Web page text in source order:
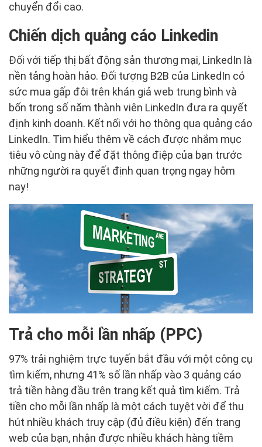
chuyển đổi cao.
Chiến dịch quảng cáo Linkedin
Đối với tiếp thị bất động sản thương mại, LinkedIn là
nền tảng hoàn hảo. Đối tượng B2B của LinkedIn có
sức mua gấp đôi trên khán giả web trung bình và
bốn trong số năm thành viên LinkedIn đưa ra quyết
định kinh doanh. Kết nối với họ thông qua quảng cáo
LinkedIn. Tìm hiểu thêm về cách được nhắm mục
tiêu vô cùng này để đặt thông điệp của bạn trước
những người ra quyết định quan trọng ngay hôm
nay!
Trả cho mỗi lần nhấp (PPC)
97% trải nghiệm trực tuyến bắt đầu với một công cụ
tìm kiếm, nhưng 41% số lần nhấp vào 3 quảng cáo
trả tiền hàng đầu trên trang kết quả tìm kiếm. Trả
tiền cho mỗi lần nhấp là một cách tuyệt vời để thu
hút nhiều khách truy cập (đủ điều kiện) đến trang
web của bạn, nhận được nhiều khách hàng tiềm